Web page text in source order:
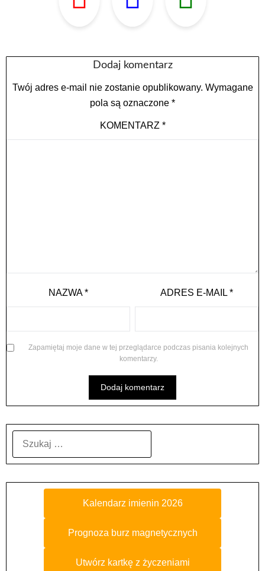
Dodaj komentarz
Twój adres e-mail nie zostanie opublikowany. Wymagane
pola są oznaczone *
KOMENTARZ *
NAZWA* ADRES E-MAIL*
Zapamiętaj moje dane w tej przeglądarce podczas pisania kolejnych
komentarzy.
Kalendarz imienin 2026
Prognoza burz magnetycznych
Utwórz kartkę z życzeniami